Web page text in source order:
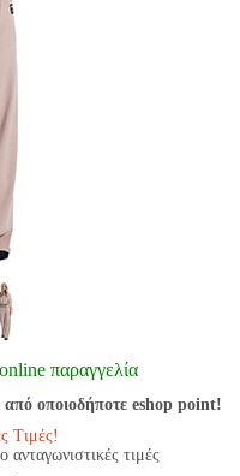
παραγγελία
οποιοδήποτε eshop point!
Τιμές!
τιμές